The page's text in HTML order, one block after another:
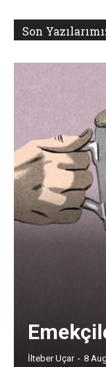
Son
İlteber Uçar - 8